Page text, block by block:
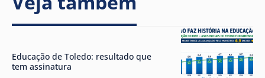
Educação de Toledo: resultado que
tem assinatura